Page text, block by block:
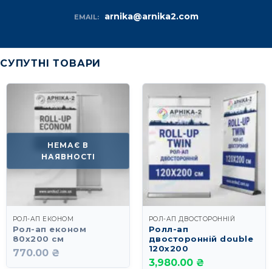
EMAIL: arnika@arnika2.com
СУПУТНІ ТОВАРИ
НЕМАЄ В
НАЯВНОСТІ
РОЛ-АП ЕКОНОМ
Рол-ап економ
80х200 см
770.00 ₴
РОЛ-АП ДВОСТОРОННІЙ
Ролл-ап
двосторонній double
120х200
3,980.00 ₴